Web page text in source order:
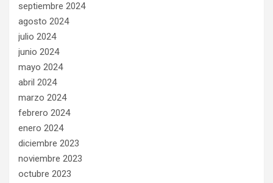
septiembre 2024
agosto 2024
julio 2024
junio 2024
mayo 2024
abril 2024
marzo 2024
febrero 2024
enero 2024
diciembre 2023
noviembre 2023
octubre 2023